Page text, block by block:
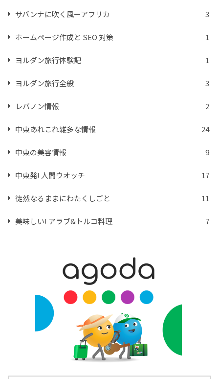
サバンナに吹く風ーアフリカ 3
ホームページ作成と SEO 対策 1
ヨルダン旅行体験記 1
ヨルダン旅行全般 3
レバノン情報 2
中東あれこれ雑多な情報 24
中東の美容情報 9
中東発! 人間ウオッチ 17
徒然なるままにわたくしごと 11
美味しい! アラブ&トルコ料理 7